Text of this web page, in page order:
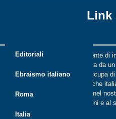
Link
Editoriali
Ebraismo italiano
Roma
Italia
Riflessi è una rivista indipendente di
periodica, digitale e on line nata da
ebraica di Roma. Riflessi si occupa
il dialogo tra le comunità ebraiche
promuovere la cultura ebraica nel
crescita delle nuove generazioni e al
italiano.